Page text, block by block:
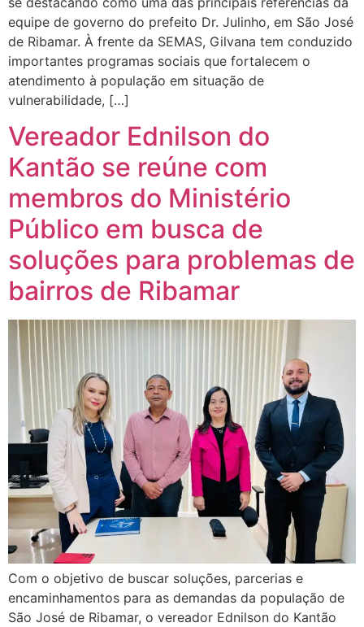
equipe de governo do prefeito Dr. Julinho, em São José
de Ribamar. À frente da SEMAS, Gilvana tem conduzido
importantes programas sociais que fortalecem o
atendimento à população em situação de
vulnerabilidade, […]
Vereador Ednilson do
Kantão se reúne com
membros do Ministério
Público em busca de
soluções para problemas de
bairros de Ribamar
Com o objetivo de buscar soluções, parcerias e
encaminhamentos para as demandas da população de
São José de Ribamar, o vereador Ednilson do Kantão